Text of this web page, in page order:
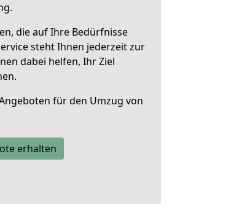
die auf Ihre Bedürfnisse
steht Ihnen jederzeit zur
dabei helfen, Ihr Ziel
für den Umzug von
erhalten